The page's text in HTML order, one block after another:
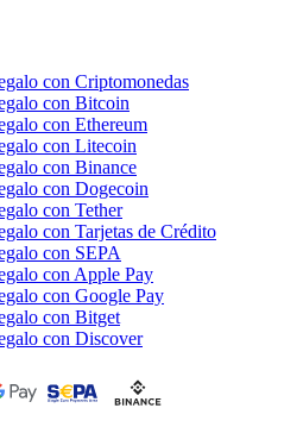
con Criptomonedas
con Bitcoin
con Ethereum
con Litecoin
con Binance
con Dogecoin
con Tether
con Tarjetas de Crédito
con SEPA
con Apple Pay
con Google Pay
con Bitget
con Discover